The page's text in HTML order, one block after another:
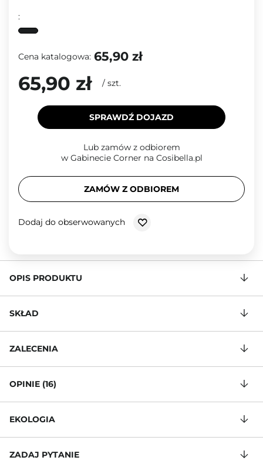
:
Cena katalogowa: 65,90 zł
65,90 zł / szt.
SPRAWDŹ DOJAZD
Lub zamów z odbiorem
w Gabinecie Corner na Cosibella.pl
ZAMÓW Z ODBIOREM
Dodaj do obserwowanych
OPIS PRODUKTU
SKŁAD
ZALECENIA
OPINIE (16)
EKOLOGIA
ZADAJ PYTANIE